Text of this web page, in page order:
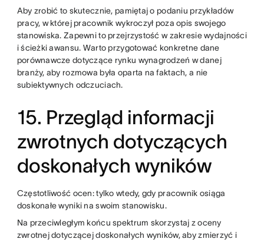
Aby zrobić to skutecznie, pamiętaj o podaniu przykładów
pracy, w której pracownik wykroczył poza opis swojego
stanowiska. Zapewni to przejrzystość w zakresie wydajności
i ścieżki awansu. Warto przygotować konkretne dane
porównawcze dotyczące rynku wynagrodzeń w danej
branży, aby rozmowa była oparta na faktach, a nie
subiektywnych odczuciach.
15. Przegląd informacji
zwrotnych dotyczących
doskonałych wyników
Częstotliwość ocen: tylko wtedy, gdy pracownik osiąga
doskonałe wyniki na swoim stanowisku.
Na przeciwległym końcu spektrum skorzystaj z oceny
zwrotnej dotyczącej doskonałych wyników, aby zmierzyć i